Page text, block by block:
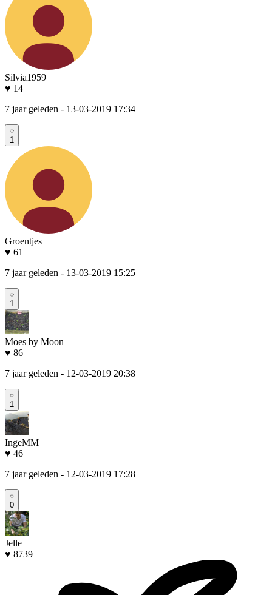
Silvia1959
♥ 14
7 jaar geleden - 13-03-2019 17:34
1
Groentjes
♥ 61
7 jaar geleden - 13-03-2019 15:25
1
Moes by Moon
♥ 86
7 jaar geleden - 12-03-2019 20:38
1
IngeMM
♥ 46
7 jaar geleden - 12-03-2019 17:28
0
Jelle
♥ 8739